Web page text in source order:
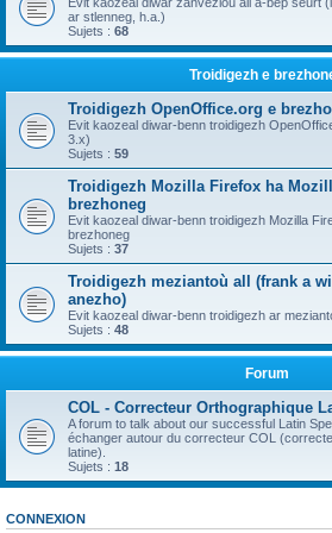
ar stlenneg, h.a.)
Sujets : 68
Troidigezh e
Troidigezh OpenOffice.org e
Evit kaozeal diwar-benn troidigezh
3.x)
Sujets : 59
Troidigezh Mozilla Firefox ha
brezhoneg
Evit kaozeal diwar-benn troidigezh Mozilla
brezhoneg
Sujets : 37
Troidigezh meziantoù all (frank a
anezho)
Evit kaozeal diwar-benn troidigezh ar
Sujets : 48
Forum
COL - Correcteur Orthographique
A forum to talk about our successful Latin
échanger autour du correcteur COL
latine).
Sujets : 18
CONNEXION